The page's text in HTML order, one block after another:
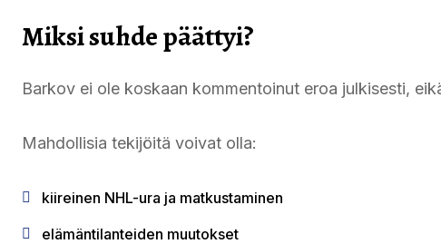
Miksi suhde päättyi?
Barkov ei ole koskaan kommentoinut eroa julkisesti,
Mahdollisia tekijöitä voivat olla:
kiireinen NHL-ura ja matkustaminen
elämäntilanteiden muutokset